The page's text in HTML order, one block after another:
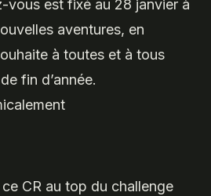
vous est fixé au 28 janvier à
aventures, en
à toutes et à tous
fin d’année.
CR au top du challenge